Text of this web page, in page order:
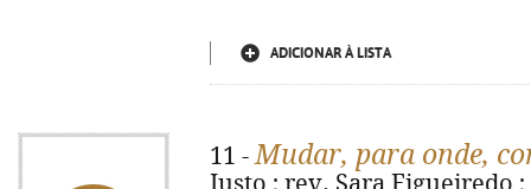
ADICIONAR À LISTA
11 -Mudar, para onde,